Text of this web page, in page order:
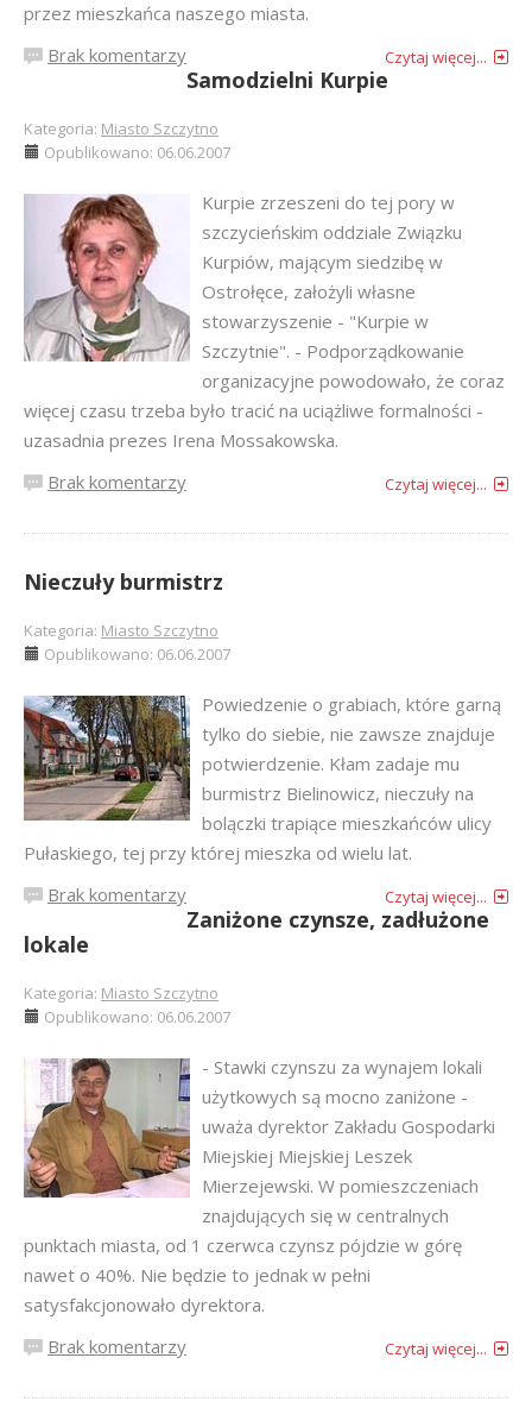
przez mieszkańca naszego miasta.
Brak komentarzy
Czytaj więcej...
Samodzielni Kurpie
Kategoria: Miasto Szczytno
Opublikowano: 06.06.2007
Kurpie zrzeszeni do tej pory w
szczycieńskim oddziale Związku
Kurpiów, mającym siedzibę w
Ostrołęce, założyli własne
stowarzyszenie - "Kurpie w
Szczytnie". - Podporządkowanie
organizacyjne powodowało, że coraz
więcej czasu trzeba było tracić na uciążliwe formalności -
uzasadnia prezes Irena Mossakowska.
Brak komentarzy
Czytaj więcej...
Nieczuły burmistrz
Kategoria: Miasto Szczytno
Opublikowano: 06.06.2007
Powiedzenie o grabiach, które garną
tylko do siebie, nie zawsze znajduje
potwierdzenie. Kłam zadaje mu
burmistrz Bielinowicz, nieczuły na
bolączki trapiące mieszkańców ulicy
Pułaskiego, tej przy której mieszka od wielu lat.
Brak komentarzy
Czytaj więcej...
Zaniżone czynsze, zadłużone
lokale
Kategoria: Miasto Szczytno
Opublikowano: 06.06.2007
- Stawki czynszu za wynajem lokali
użytkowych są mocno zaniżone -
uważa dyrektor Zakładu Gospodarki
Miejskiej Miejskiej Leszek
Mierzejewski. W pomieszczeniach
znajdujących się w centralnych
punktach miasta, od 1 czerwca czynsz pójdzie w górę
nawet o 40%. Nie będzie to jednak w pełni
satysfakcjonowało dyrektora.
Brak komentarzy
Czytaj więcej...